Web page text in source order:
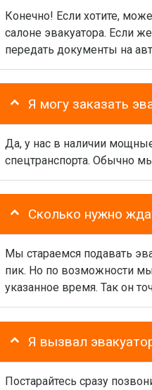
Конечно! Если хотите,
салоне эвакуатора. Если
передать документы на
Я могу заказать
Да, у нас в наличии
спецтранспорта. Обычно
Сколько нужно
Мы стараемся подавать
пик. Но по возможности мы
указанное время. Так он
Я вызвал
Постарайтесь сразу